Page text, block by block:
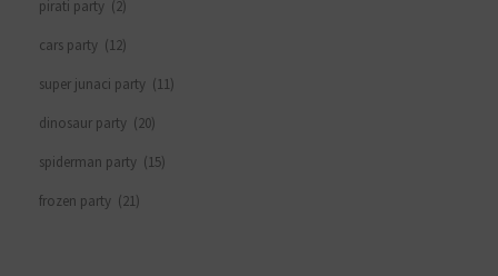
pirati party (2)
cars party (12)
super junaci party (11)
dinosaur party (20)
spiderman party (15)
frozen party (21)